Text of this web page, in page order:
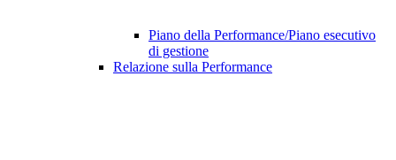
Piano della Performance/Piano esecutivo
di gestione
Relazione sulla Performance